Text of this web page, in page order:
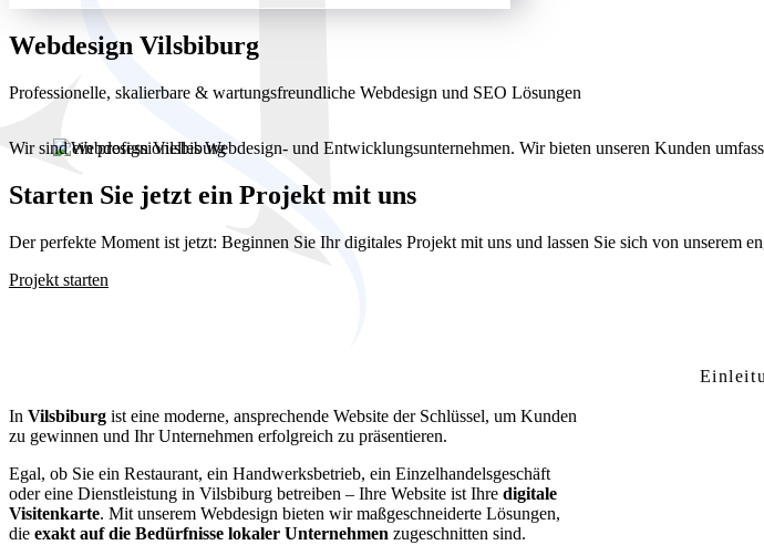
Webdesign Vilsbiburg
Professionelle, skalierbare & wartungsfreundliche Webdesign und SEO Lösungen
Wir sind ein professionelles Webdesign- und Entwicklungsunternehmen. Wir bieten unseren Kunden
Starten Sie jetzt ein Projekt mit uns
Der perfekte Moment ist jetzt: Beginnen Sie Ihr digitales Projekt mit uns und lassen Sie sich von unserem
Projekt starten
Webdesign Vilsbiburg: Ihre
In Vilsbiburg ist eine moderne, ansprechende Website der Schlüssel, um Kunden
zu gewinnen und Ihr Unternehmen erfolgreich zu präsentieren.
Egal, ob Sie ein Restaurant, ein Handwerksbetrieb, ein Einzelhandelsgeschäft
oder eine Dienstleistung in Vilsbiburg betreiben – Ihre Website ist Ihre digitale
Visitenkarte. Mit unserem Webdesign bieten wir maßgeschneiderte Lösungen,
die exakt auf die Bedürfnisse lokaler Unternehmen zugeschnitten sind.